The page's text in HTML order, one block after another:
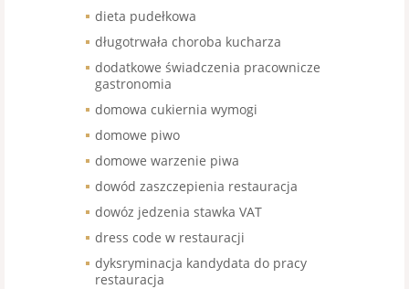
dieta pudełkowa
długotrwała choroba kucharza
dodatkowe świadczenia pracownicze
gastronomia
domowa cukiernia wymogi
domowe piwo
domowe warzenie piwa
dowód zaszczepienia restauracja
dowóz jedzenia stawka VAT
dress code w restauracji
dyksryminacja kandydata do pracy
restauracja